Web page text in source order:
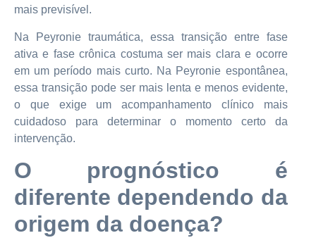
mais previsível.
Na Peyronie traumática, essa transição entre fase
ativa e fase crônica costuma ser mais clara e ocorre
em um período mais curto. Na Peyronie espontânea,
essa transição pode ser mais lenta e menos evidente,
o que exige um acompanhamento clínico mais
cuidadoso para determinar o momento certo da
intervenção.
O prognóstico é
diferente dependendo da
origem da doença?